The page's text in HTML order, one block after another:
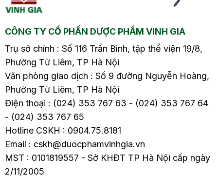
tăng2.4. Biến chứng
Làm biến dạng…
tăng2.4. Biến chứng
Làm biến dạng…
CÔNG TY CỔ PHẦN DƯỢC PHẨM VINH GIA
Trụ sở chính : Số 116 Trần Bình, tập thể viện 19/8,
Phường Từ Liêm, TP Hà Nội
Văn phòng giao dịch : Số 9 đường Nguyễn Hoàng,
Phường Từ Liêm, TP Hà Nội
Điện thoại : (024) 353 767 63 - (024) 353 767 64
- (024) 353 767 65
Hotline CSKH : 0904.75.8181
Email : cskh@duocphamvinhgia.vn
MST : 0101819557 - Sở KHĐT TP Hà Nội cấp ngày
2/11/2005